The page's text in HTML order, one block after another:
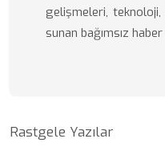
gelişmeleri, teknoloji,
sunan bağımsız
Rastgele Yazılar